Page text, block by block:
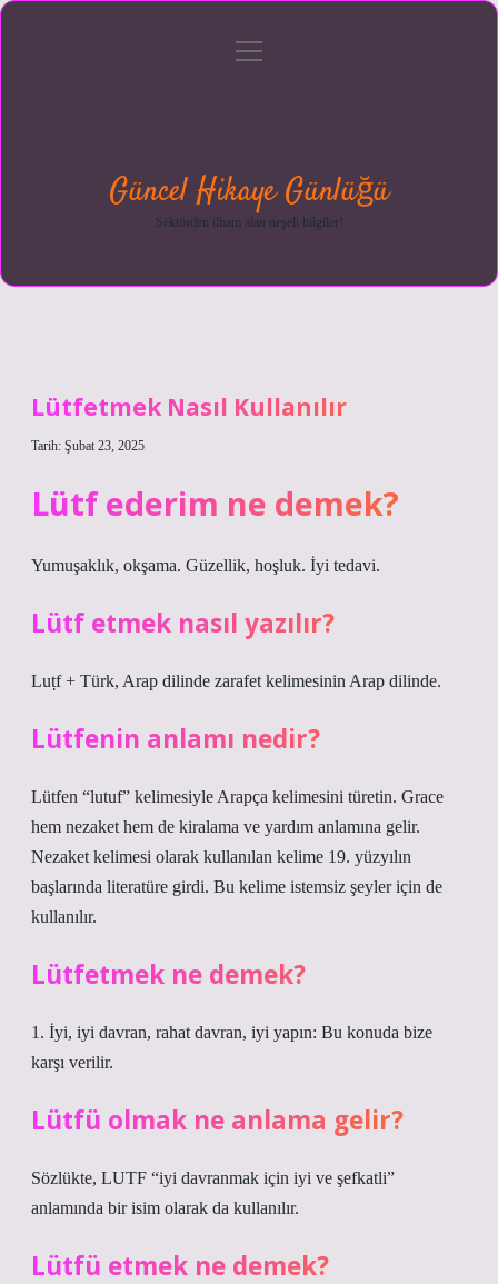
menüyü
Güncel Hikaye Günlüğü
Sektörden ilham alan neşeli bilgiler!
Lütfetmek Nasıl Kullanılır
Tarih: Şubat 23, 2025
Lütf ederim ne demek?
Yumuşaklık, okşama. Güzellik, hoşluk. İyi tedavi.
Lütf etmek nasıl yazılır?
Luṭf + Türk, Arap dilinde zarafet kelimesinin Arap dilinde.
Lütfenin anlamı nedir?
Lütfen “lutuf” kelimesiyle Arapça kelimesini türetin. Grace
hem nezaket hem de kiralama ve yardım anlamına gelir.
Nezaket kelimesi olarak kullanılan kelime 19. yüzyılın
başlarında literatüre girdi. Bu kelime istemsiz şeyler için de
kullanılır.
Lütfetmek ne demek?
1. İyi, iyi davran, rahat davran, iyi yapın: Bu konuda bize
karşı verilir.
Lütfü olmak ne anlama gelir?
Sözlükte, LUTF “iyi davranmak için iyi ve şefkatli”
anlamında bir isim olarak da kullanılır.
Lütfü etmek ne demek?